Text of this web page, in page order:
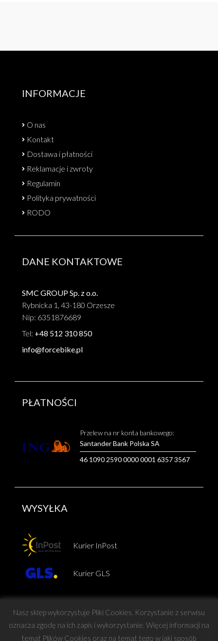
INFORMACJE
O nas
Kontakt
Dostawa i płatności
Reklamacje i zwroty
Regulamin
Polityka prywatności
RODO
DANE KONTAKTOWE
SMC GROUP Sp. z o.o.
Rybnicka 1, 43-180 Orzesze
Nip: 6351876689
Tel: +48 512 310 850
info@forcebike.pl
PŁATNOŚCI
Przelew na nr konta bankowego:
Santander Bank Polska SA
46 1090 2590 0000 0001 6357 3567
WYSYŁKA
Kurier InPost
Kurier GLS
Nasz sklep wykorzystuje Pliki Cookies. Korzystanie z serwisu
oznacza zgodę na ich zapis i wykorzystanie. Więcej informacji na
temat Plików Cookies oraz na temat tego w jaki sposób